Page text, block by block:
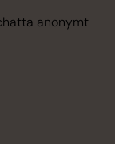
anonymt